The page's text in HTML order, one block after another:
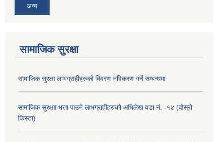
अन्य
सामाजिक सुरक्षा
सामाजिक सुरक्षा लाभग्राहीहरुको विवरण नविकरण गर्ने सम्बन्धमा
सामाजिक सुरक्षाा भत्ता पाउने लाभग्राहीहरुको अभिलेख वडा नं. -१४ (दोस्रो
किस्ता)